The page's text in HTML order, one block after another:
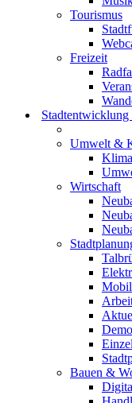
Tourismus
Freizeit
Umwelt &
Wirtschaft
Bauen &